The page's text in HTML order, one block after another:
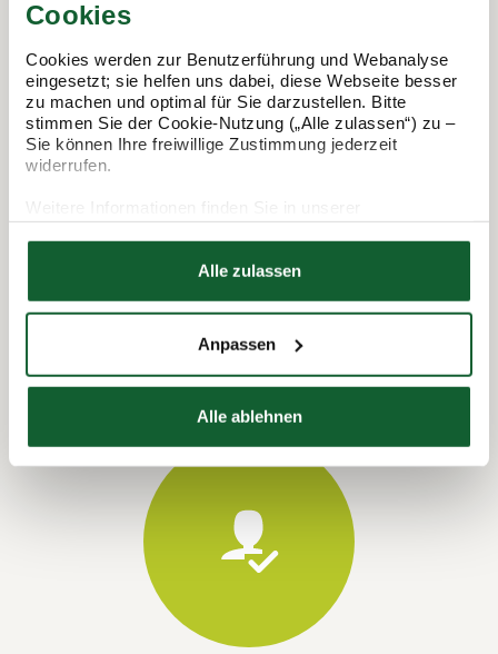
Cookies
Cookies werden zur Benutzerführung und Webanalyse
eingesetzt; sie helfen uns dabei, diese Webseite besser
zu machen und optimal für Sie darzustellen. Bitte
stimmen Sie der Cookie-Nutzung („Alle zulassen“) zu –
Sie können Ihre freiwillige Zustimmung jederzeit
widerrufen.
Datenschutzerklärung
Alle zulassen
Anpassen
Alle ablehnen
Termin vereinbaren